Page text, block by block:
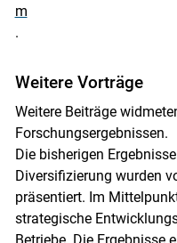
m
.
Weitere Vorträge
Weitere Beiträge
Forschungsergebnissen.
Die bisherigen
Diversifizierung wurden
präsentiert. Im
strategische